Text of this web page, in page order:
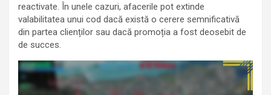
reactivate. În unele cazuri, afacerile pot extinde
valabilitatea unui cod dacă există o cerere semnificativă
din partea clienților sau dacă promoția a fost deosebit de
de succes.